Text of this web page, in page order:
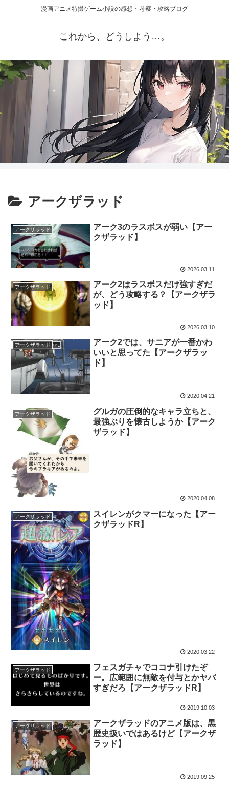
漫画アニメ特撮ゲーム小説の感想・考察・攻略ブログ
これから、どうしよう…。
アークザラッド
アークザラッド
アーク3のラスボスが弱い【アー
クザラッド】
2026.03.11
アークザラッド
アーク2はラスボスだけ強すぎだ
が、どう攻略する？【アークザラ
ッド】
2026.03.10
アークザラッド
アーク2では、サニアが一番かわ
いいと思ってた【アークザラッ
ド】
2020.04.21
アークザラッド
グルガの圧倒的なキャラ立ちと、
最強ぶりを懐古しようか【アーク
ザラッド】
2020.04.08
アークザラッド
スイレンがクマーになった【アー
クザラッドR】
2020.03.22
アークザラッド
フェスガチャでココナ引けたぞ
ー。広範囲に無敵を付与とかヤバ
すぎだろ【アークザラッドR】
2019.10.03
アークザラッド
アークザラッドのアニメ版は、黒
歴史扱いではあるけど【アークザ
ラッド】
2019.09.25